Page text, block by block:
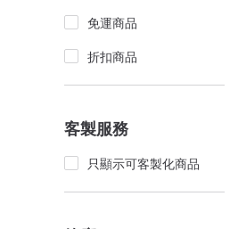
免運商品
折扣商品
客製服務
只顯示可客製化商品